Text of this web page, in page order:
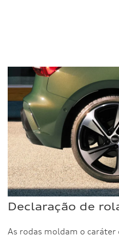
Declaração de
As rodas moldam o caráter